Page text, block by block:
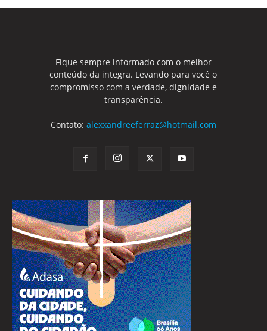
Fique sempre informado com o melhor
conteúdo da integra. Levando para você o
compromisso com a verdade, dignidade e
transparência.
Contato: alexxandreeferraz@hotmail.com